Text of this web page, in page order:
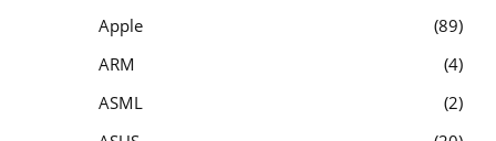
Apple
89
ARM
4
ASML
2